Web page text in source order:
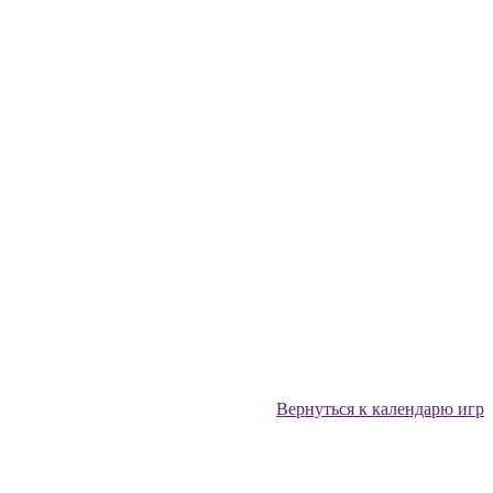
Вернуться к календарю игр